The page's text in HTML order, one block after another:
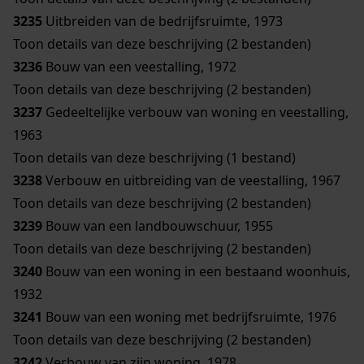
3235 Uitbreiden van de bedrijfsruimte, 1973
Toon details van deze beschrijving (2 bestanden)
3236 Bouw van een veestalling, 1972
Toon details van deze beschrijving (2 bestanden)
3237 Gedeeltelijke verbouw van woning en veestalling,
1963
Toon details van deze beschrijving (1 bestand)
3238Verbouw en uitbreiding van de veestalling, 1967
Toon details van deze beschrijving (2 bestanden)
3239 Bouw van een landbouwschuur, 1955
Toon details van deze beschrijving (2 bestanden)
3240 Bouw van een woning in een bestaand woonhuis,
1932
3241 Bouw van een woning met bedrijfsruimte, 1976
Toon details van deze beschrijving (2 bestanden)